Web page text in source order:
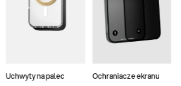
Uchwyty na palec Ochraniacze ekranu